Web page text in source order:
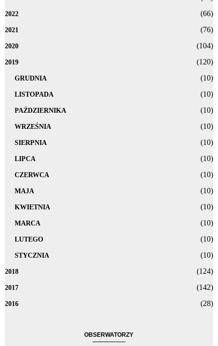
2022 (66)
2021 (76)
2020 (104)
2019 (120)
GRUDNIA (10)
LISTOPADA (10)
PAŹDZIERNIKA (10)
WRZEŚNIA (10)
SIERPNIA (10)
LIPCA (10)
CZERWCA (10)
MAJA (10)
KWIETNIA (10)
MARCA (10)
LUTEGO (10)
STYCZNIA (10)
2018 (124)
2017 (142)
2016 (28)
OBSERWATORZY